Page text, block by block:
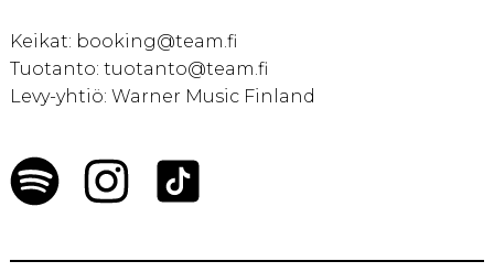
Keikat: booking@team.fi
Tuotanto: tuotanto@team.fi
Levy-yhtiö: Warner Music Finland